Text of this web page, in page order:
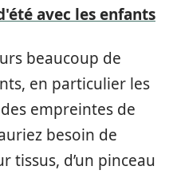
avec les enfants
beaucoup de
en particulier les
empreintes de
besoin de
tissus, d’un pinceau